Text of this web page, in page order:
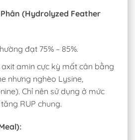
(Hydrolyzed Feather
đạt 75% – 85%.
amin cực kỳ mất cân bằng
nhưng nghèo Lysine,
Chỉ nên sử dụng ở mức
RUP chung.